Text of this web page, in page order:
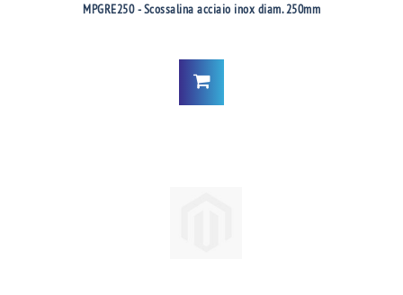
MPGRE250 - Scossalina acciaio inox diam. 250mm